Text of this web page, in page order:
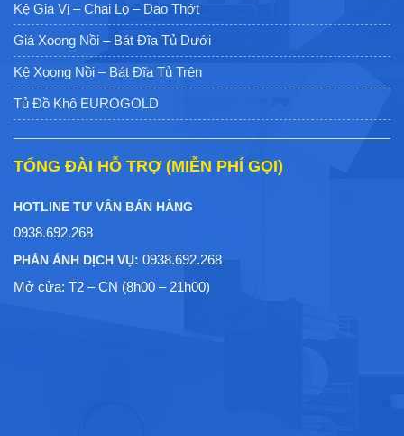
Kệ Gia Vị – Chai Lọ – Dao Thớt
Giá Xoong Nồi – Bát Đĩa Tủ Dưới
Kệ Xoong Nồi – Bát Đĩa Tủ Trên
Tủ Đồ Khô EUROGOLD
TỔNG ĐÀI HỖ TRỢ (MIỄN PHÍ GỌI)
HOTLINE TƯ VẤN BÁN HÀNG
0938.692.268
PHẢN ÁNH DỊCH VỤ: 0938.692.268
Mở cửa: T2 – CN (8h00 – 21h00)